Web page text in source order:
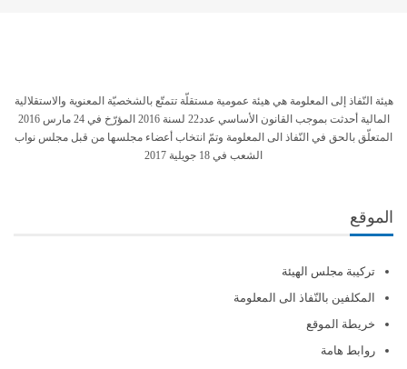
هيئة النّفاذ إلى المعلومة هي هيئة عمومية مستقلّة تتمتّع بالشخصيّة المعنوية والاستقلالية
المالية أحدثت بموجب القانون الأساسي عدد22 لسنة 2016 المؤرّخ في 24 مارس 2016
المتعلّق بالحق في النّفاذ الى المعلومة وتمّ انتخاب أعضاء مجلسها من قبل مجلس نواب
الشعب في 18 جويلية 2017
الموقع
تركيبة مجلس الهيئة
المكلفين بالنّفاذ الى المعلومة
خريطة الموقع
روابط هامة